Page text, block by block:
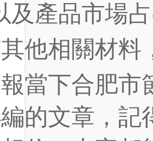
及產品市場
其他相關材
當下合肥
的文章，記